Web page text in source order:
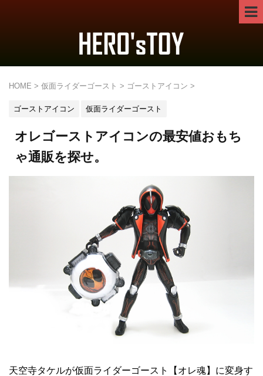
HOME > 仮面ライダーゴースト > ゴーストアイコン >
ゴーストアイコン 仮面ライダーゴースト
オレゴーストアイコンの最安値おもち
ゃ通販を探せ。
天空寺タケルが仮面ライダーゴースト【オレ魂】に変身す